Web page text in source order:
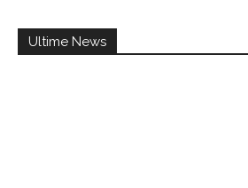
Ultime News